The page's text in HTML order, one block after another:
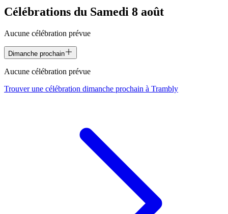
Célébrations du Samedi 8 août
Aucune célébration prévue
Dimanche prochain
Aucune célébration prévue
Trouver une célébration dimanche prochain à Trambly